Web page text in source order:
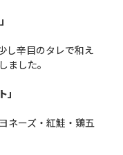
し辛目のタレで和え
ました。
ネーズ・紅鮭・鶏五